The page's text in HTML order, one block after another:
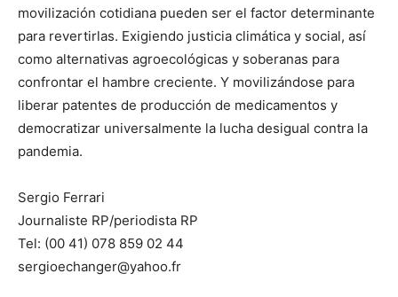
movilización cotidiana pueden ser el factor determinante
para revertirlas. Exigiendo justicia climática y social, así
como alternativas agroecológicas y soberanas para
confrontar el hambre creciente. Y movilizándose para
liberar patentes de producción de medicamentos y
democratizar universalmente la lucha desigual contra la
pandemia.
Sergio Ferrari
Journaliste RP/periodista RP
Tel: (00 41) 078 859 02 44
sergioechanger@yahoo.fr